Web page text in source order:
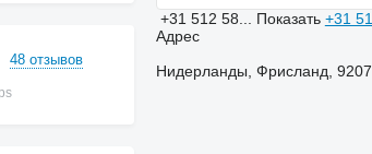
48 отзывов
+31 512 58... Показать +31
Адрес
Нидерланды, Фрисланд,